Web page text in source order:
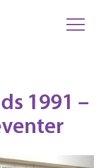
1991 –